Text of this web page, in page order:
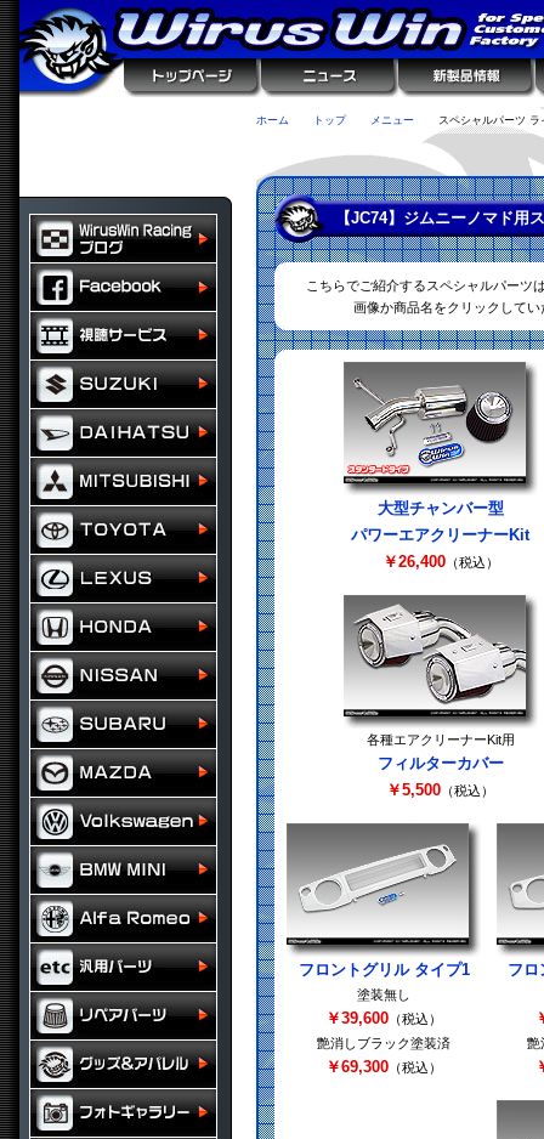
ホーム トップ メニュー スペシャルパーツ ラ
【JC74】ジムニーノマド用
こちらでご紹介するスペシャルパーツ
画像か商品名をクリックして
大型チャンバー型
パワーエアクリーナーKit
￥26,400（税込）
各種エアクリーナーKit用
フィルターカバー
￥5,500 （税込）
フロントグリル タイプ1
塗装無し
￥39,600 （税込）
艶消しブラック塗装済
￥69,300 （税込）
フロ
艶